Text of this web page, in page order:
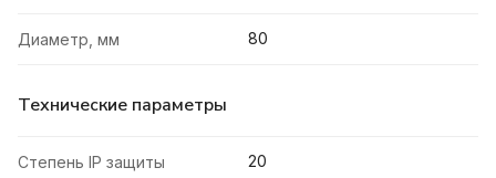
Диаметр, мм 80
Технические параметры
Степень IP защиты 20